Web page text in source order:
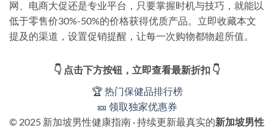
网、电商大促还是专业平台，只要掌握时机与技巧，就能以
低于零售价30%-50%的价格获得优质产品。立即收藏本文
提及的渠道，设置促销提醒，让每一次购物都物超所值。
👇 点击下方按钮，立即查看最新折扣 👇
🏆 热门保健品排行榜
🎫 领取独家优惠券
© 2025 新加坡男性健康指南 · 持续更新最真实的新加坡男性